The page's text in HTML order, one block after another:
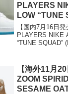
PLAYERS
LOW “TUNE
100)
【国内7月16日
PLAYERS NIKE
“TUNE SQUAD”
【海外11月
ZOOM
SESAME